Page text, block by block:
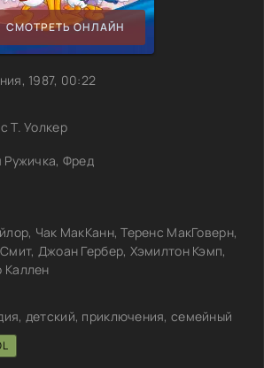
СМОТРЕТЬ ОНЛАЙН
1987, 00:22
Т. Уолкер
Ружичка, Фред
Чак МакКанн, Теренс МакГоверн,
Джоан Гербер, Хэмилтон Кэмп,
Каллен
детский, приключения, семейный